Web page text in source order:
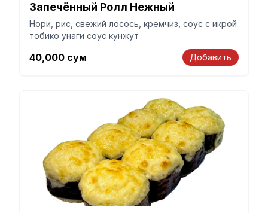
Запечённый Ролл Нежный
Нори, рис, свежий лосось, кремчиз, соус с икрой
тобико унаги соус кунжут
40,000 сум Добавить